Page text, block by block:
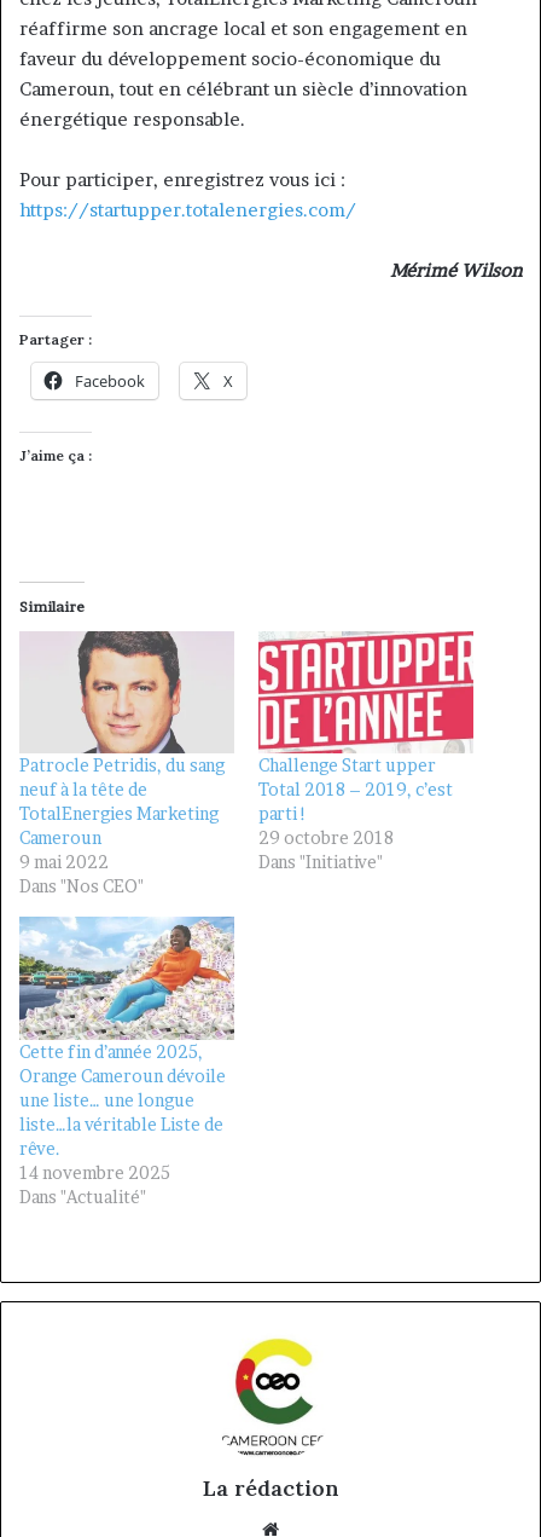
réaffirme son ancrage local et son engagement en
faveur du développement socio-économique du
Cameroun, tout en célébrant un siècle d’innovation
énergétique responsable.
Pour participer, enregistrez vous ici :
https://startupper.totalenergies.com/
Mérimé Wilson
Partager :
Facebook X
J’aime ça :
Similaire
Patrocle Petridis, du sang
neuf à la tête de
TotalEnergies Marketing
Cameroun
9 mai 2022
Dans "Nos CEO"
Challenge Start upper
Total 2018 – 2019, c’est
parti !
29 octobre 2018
Dans "Initiative"
Cette fin d’année 2025,
Orange Cameroun dévoile
une liste… une longue
liste…la véritable Liste de
rêve.
14 novembre 2025
Dans "Actualité"
La rédaction